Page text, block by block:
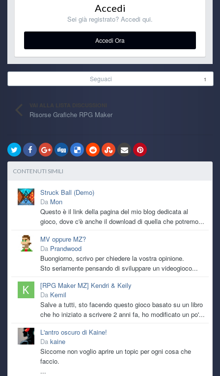
Accedi
Sei già registrato? Accedi qui.
Accedi Ora
Seguaci 1
VAI ALLA LISTA DISCUSSIONI
Risorse Grafiche RPG Maker
CONTENUTI SIMILI
Struck Ball (Demo)
Da Mon
Questo è il link della pagina del mio blog dedicata al
gioco, dove c'è anche il download di quella che potremo...
MV oppure MZ?
Da Prandwood
Buongiorno, scrivo per chiedere la vostra opinione.
Sto seriamente pensando di sviluppare un videogioco...
[RPG Maker MZ] Kendri & Keily
Da Kemil
Salve a tutti, sto facendo questo gioco basato su un libro
che ho iniziato a scrivere 2 anni fa, ho modificato un po'...
L'antro oscuro di Kaine!
Da kaine
Siccome non voglio aprire un topic per ogni cosa che
faccio.
...